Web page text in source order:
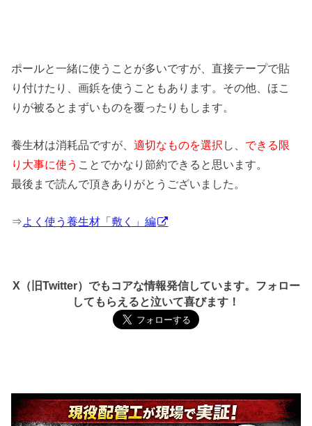
ポールと一緒に使うことが多いですが、直接テープで貼
り付けたり、画鋲を使うこともあります。その他、ほこ
りが被るとまずいものを覆ったりもします。
養生材は消耗品ですが、適切なものを選択 し、 できる限
り大事に使う ことでかなり節約できると思います。
最後まで読んで頂きありがとうございました。
⇒よく使う養生材「敷く」編
X（旧Twitter）でもコアな情報発信しています。フォロー
してもらえると泣いて喜びます！